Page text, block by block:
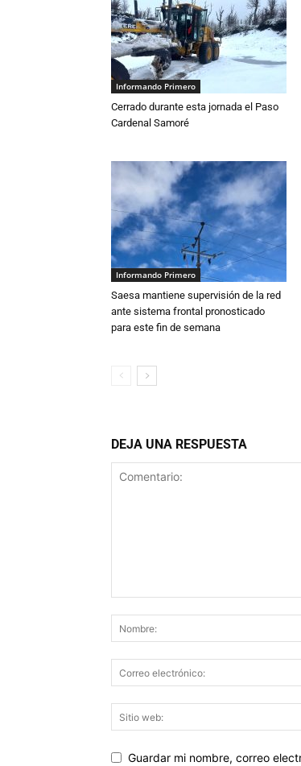
Informando Primero
Cerrado durante esta jornada el Paso
Cardenal Samoré
Informando Primero
Saesa mantiene supervisión de la red
ante sistema frontal pronosticado
para este fin de semana
DEJA UNA RESPUESTA
Guardar mi nombre, correo